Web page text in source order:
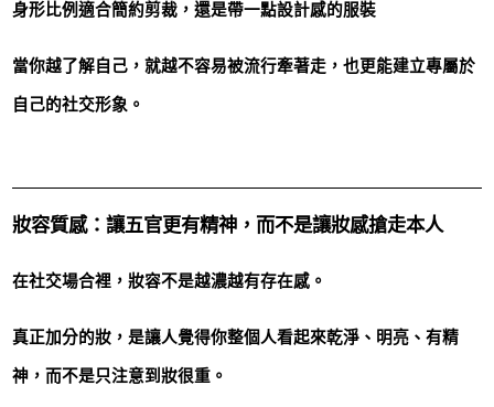
身形比例適合簡約剪裁，還是帶一點設計感的服裝
當你越了解自己，就越不容易被流行牽著走，也更能建立專屬於
自己的社交形象。
妝容質感：讓五官更有精神，而不是讓妝感搶走本人
在社交場合裡，妝容不是越濃越有存在感。
真正加分的妝，是讓人覺得你整個人看起來乾淨、明亮、有精
神，而不是只注意到妝很重。